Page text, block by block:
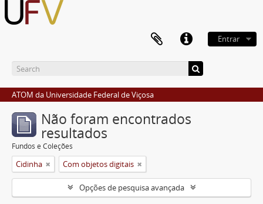
Entrar
ATOM da Universidade Federal de Viçosa
Não foram encontrados
resultados
Fundos e Coleções
Cidinha Com objetos digitais
Opções de pesquisa avançada